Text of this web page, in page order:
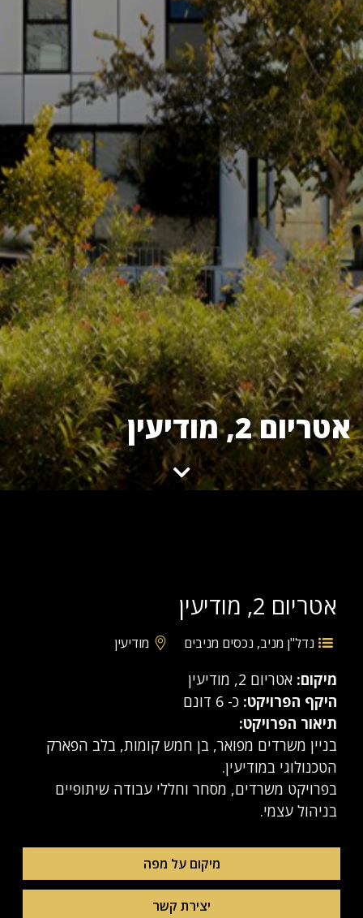
אטריום 2, מודיעין
אטריום 2, מודיעין
נדל"ן מניב, נכסים מניבים מודיעין
מיקום: אטריום 2, מודיעין
היקף הפרויקט: כ- 6 דונם
תיאור הפרויקט:
בניין משרדים מפואר, בן חמש קומות, בלב הפארק
הטכנולוגי במודיעין.
בפרויקט משרדים, מסחר וחללי עבודה שיתופיים
בניהול עצמי.
מיקום על מפה
יצירת קשר